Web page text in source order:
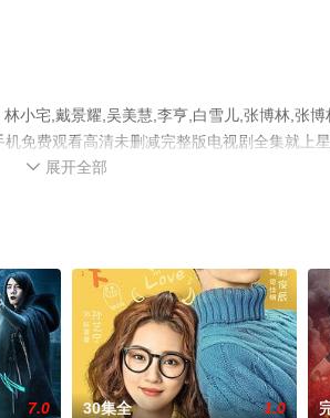
小宅,戴景耀,吴美慧,李亨,白雪儿,张博林,张
免费观看高清未删减完整版电视剧全集就上
 展开全部
7.0 30集全 1.0